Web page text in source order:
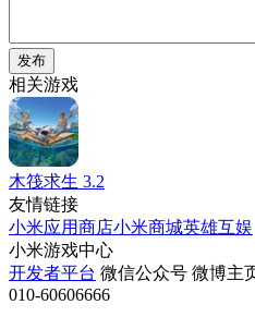
发布
相关游戏
木筏求生 3.2
友情链接
小米应用商店小米商城英雄互娱
小米游戏中心
开发者平台 微信公众号 微博主
010-60606666